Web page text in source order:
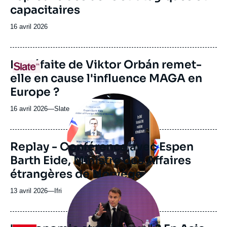
capacitaires
Date
publication
16 avril 2026
Logo
URL
de
Spotify
La défaite de Viktor Orbán remet-
elle en cause l'influence MAGA en
Europe ?
16 avril 2026—Nom
journal,
revue
ou
émission
Slateprincipale
médiatique
Replay - Conférence avec Espen
Barth Eide, Ministre des Affaires
étrangères de Norvège
13 avril 2026— Nom
journal,
revue
Ifri
Image
principale
médiatique